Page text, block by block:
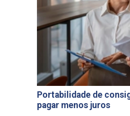
Portabilidade de
pagar menos juros